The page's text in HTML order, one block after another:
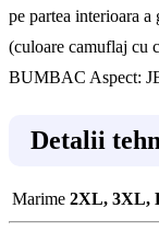
pe partea interioara
(culoare camuflaj cu
BUMBAC Aspect:
Detalii
Marime 2XL, 3XL,